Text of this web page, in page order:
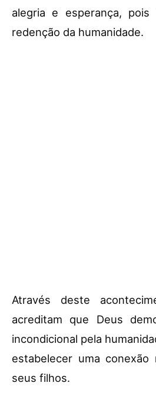
alegria e esperança,
redenção da humanidade.
Através deste
acreditam que Deus
incondicional pela
estabelecer uma conexão
seus filhos.